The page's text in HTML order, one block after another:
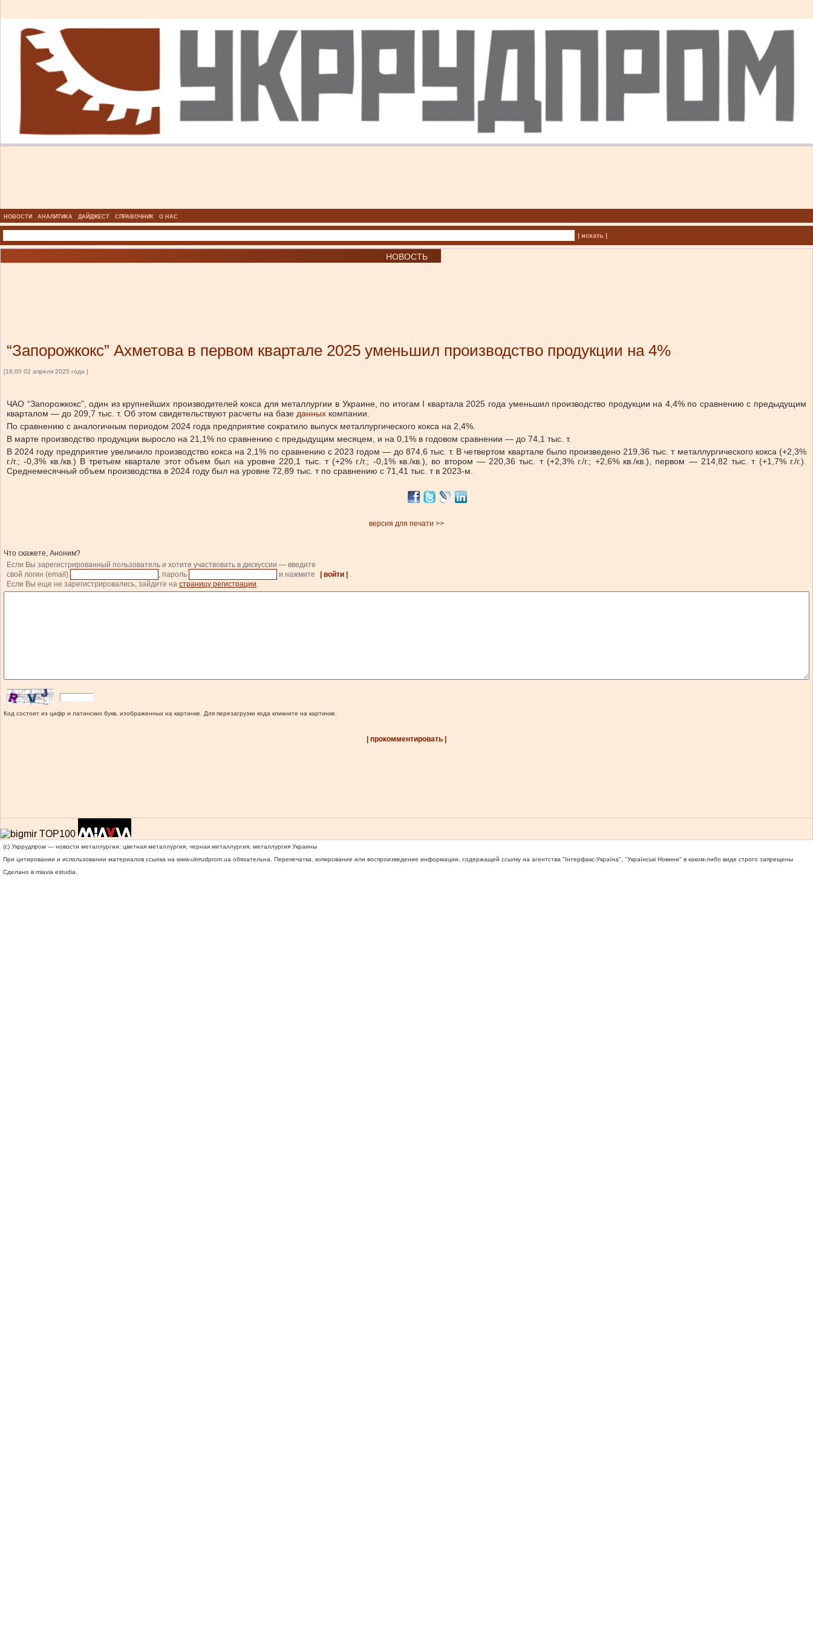
НОВОСТИ АНАЛИТИКА ДАЙДЖЕСТ СПРАВОЧНИК О НАС
| искать |
НОВОСТЬ
“Запорожкокс” Ахметова в первом квартале 2025 уменьшил производство продукции на 4%
[16:00 02 апреля 2025 года ]
ЧАО “Запорожкокс”, один из крупнейших производителей кокса для металлургии в Украине, по итогам І квартала 2025 года уменьшил производство продукции на 4,4% по сравнению с предыдущим
кварталом — до 209,7 тыс. т. Об этом свидетельствуют расчеты на базе данных компании.
По сравнению с аналогичным периодом 2024 года предприятие сократило выпуск металлургического кокса на 2,4%.
В марте производство продукции выросло на 21,1% по сравнению с предыдущим месяцем, и на 0,1% в годовом сравнении — до 74,1 тыс. т.
В 2024 году предприятие увеличило производство кокса на 2,1% по сравнению с 2023 годом — до 874,6 тыс. т. В четвертом квартале было произведено 219,36 тыс. т металлургического кокса (+2,3%
г./г.; -0,3% кв./кв.) В третьем квартале этот объем был на уровне 220,1 тыс. т (+2% г./г.; -0,1% кв./кв.), во втором — 220,36 тыс. т (+2,3% г./г.; +2,6% кв./кв.), первом — 214,82 тыс. т (+1,7% г./г.).
Среднемесячный объем производства в 2024 году был на уровне 72,89 тыс. т по сравнению с 71,41 тыс. т в 2023-м.
версия для печати >>
Что скажете, Аноним?
Если Вы зарегистрированный пользователь и хотите участвовать в дискуссии — введите
свой логин (email)
, пароль и нажмите | войти |
.
Если Вы еще не зарегистрировались, зайдите на страницу регистрации.
Код состоит из цифр и латинских букв, изображенных на картинке. Для перезагрузки кода кликните на картинке.
| прокомментировать |
(c) Укррудпром — новости металлургии: цветная металлургия, черная металлургия, металлургия Украины
При цитировании и использовании материалов ссылка на www.ukrrudprom.ua обязательна. Перепечатка, копирование или воспроизведение информации, содержащей ссылку на агентства "Iнтерфакс-Україна", "Українськi Новини" в каком-либо виде строго запрещены
Сделано в miavia estudia.